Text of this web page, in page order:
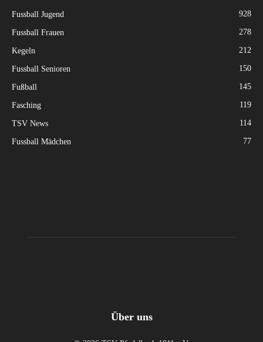
Fussball Jugend 928
Fussball Frauen 278
Kegeln 212
Fussball Senioren 150
Fußball 145
Fasching 119
TSV News 114
Fussball Mädchen 77
Über uns